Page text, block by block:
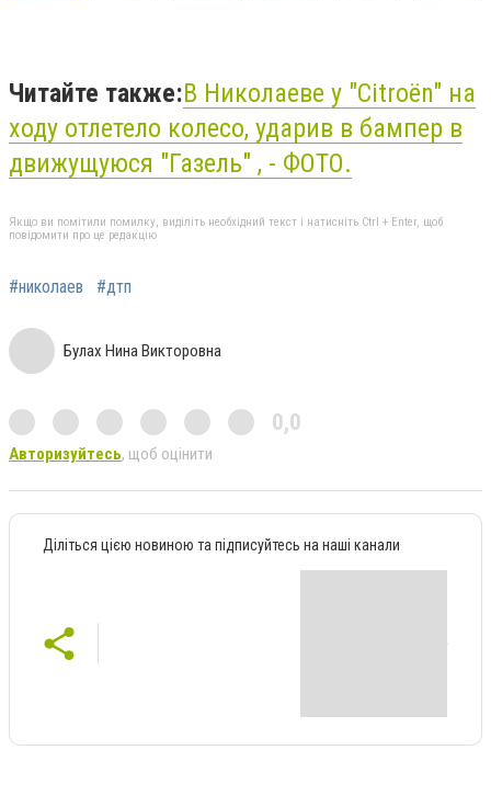
Читайте также:В Николаеве у "Citroën" на
ходу отлетело колесо, ударив в бампер в
движущуюся "Газель" , - ФОТО.
Якщо ви помітили помилку, виділіть необхідний текст і натисніть Ctrl + Enter, щоб
повідомити про це редакцію
#николаев #дтп
Булах Нина Викторовна
0,0
Авторизуйтесь, щоб оцінити
Діліться цією новиною та підписуйтесь на наші канали